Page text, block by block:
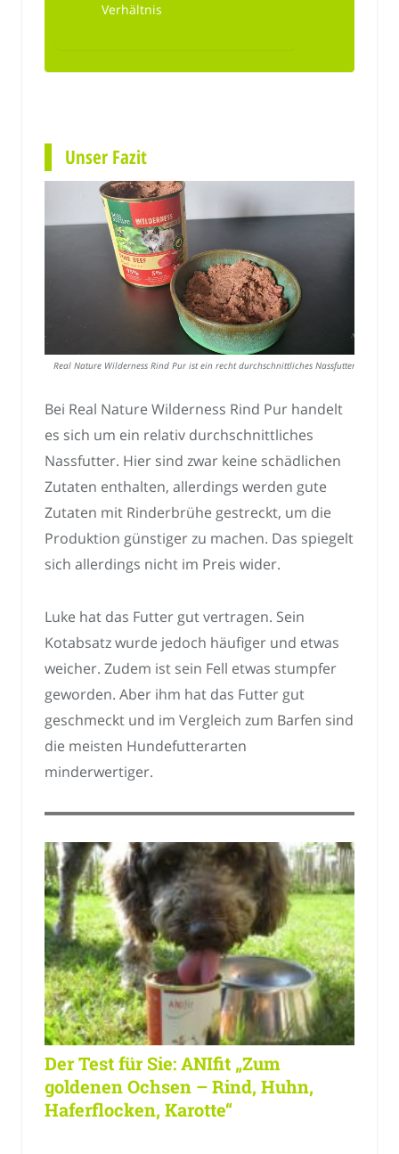
Verhältnis
Unser Fazit
Real Nature Wilderness Rind Pur ist ein recht durchschnittliches Nassfutter.
Bei Real Nature Wilderness Rind Pur handelt
es sich um ein relativ durchschnittliches
Nassfutter. Hier sind zwar keine schädlichen
Zutaten enthalten, allerdings werden gute
Zutaten mit Rinderbrühe gestreckt, um die
Produktion günstiger zu machen. Das spiegelt
sich allerdings nicht im Preis wider.
Luke hat das Futter gut vertragen. Sein
Kotabsatz wurde jedoch häufiger und etwas
weicher. Zudem ist sein Fell etwas stumpfer
geworden. Aber ihm hat das Futter gut
geschmeckt und im Vergleich zum Barfen sind
die meisten Hundefutterarten
minderwertiger.
Der Test für Sie: ANIfit „Zum
goldenen Ochsen – Rind, Huhn,
Haferflocken, Karotte“